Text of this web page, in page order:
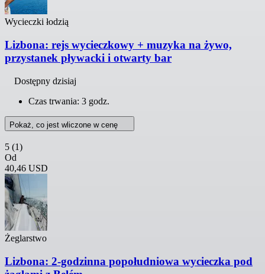
Wycieczki łodzią
Lizbona: rejs wycieczkowy + muzyka na żywo,
przystanek pływacki i otwarty bar
Dostępny dzisiaj
Czas trwania: 3 godz.
Pokaż, co jest wliczone w cenę
5 (1)
Od
40,46 USD
Żeglarstwo
Lizbona: 2-godzinna popołudniowa wycieczka pod